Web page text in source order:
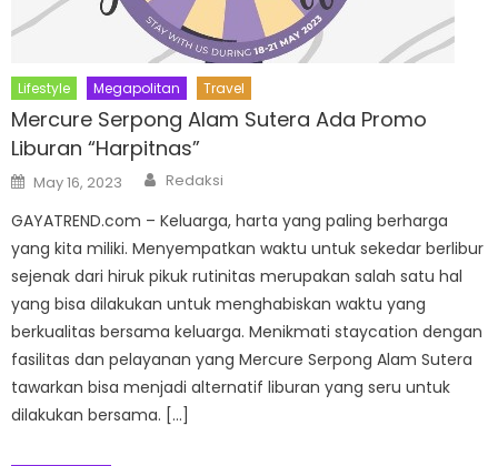
Lifestyle Megapolitan Travel
Mercure Serpong Alam Sutera Ada Promo
Liburan “Harpitnas”
Posted
on
May 16, 2023 Author
Redaksi
GAYATREND.com – Keluarga, harta yang paling berharga
yang kita miliki. Menyempatkan waktu untuk sekedar berlibur
sejenak dari hiruk pikuk rutinitas merupakan salah satu hal
yang bisa dilakukan untuk menghabiskan waktu yang
berkualitas bersama keluarga. Menikmati staycation dengan
fasilitas dan pelayanan yang Mercure Serpong Alam Sutera
tawarkan bisa menjadi alternatif liburan yang seru untuk
dilakukan bersama. […]